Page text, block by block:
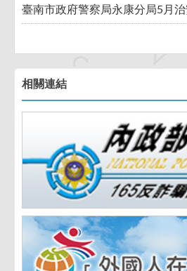
臺南市政府警察局永康分局5月
相關連結